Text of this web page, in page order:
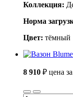
Коллекция:
Норма
Цвет: тёмный
8 910 ₽ цена